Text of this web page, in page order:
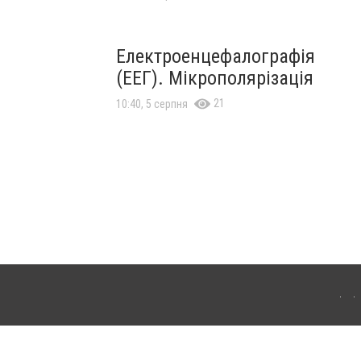
Електроенцефалографія
(ЕЕГ). Мікрополярізація
10:40, 5 серпня 21